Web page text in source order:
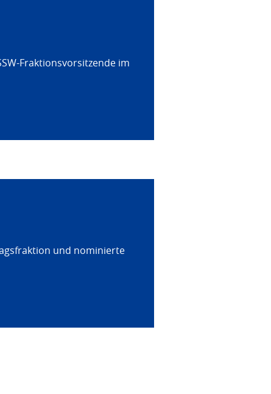
Fraktionsvorsitzende im
und nominierte